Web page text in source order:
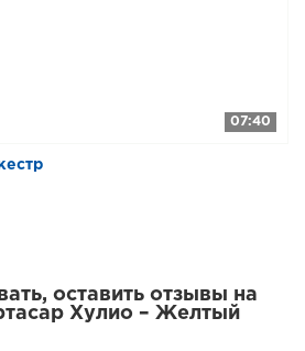
07:40
оставить отзывы на
Хулио – Желтый